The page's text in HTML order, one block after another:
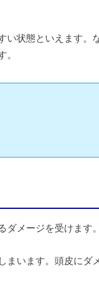
い状態といえます。
。
メージを受けます。
まいます。頭皮にダ